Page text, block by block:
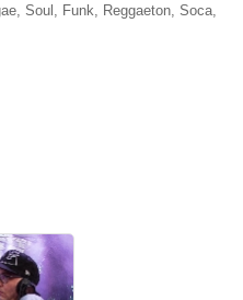
Soul, Funk, Reggaeton, Soca,